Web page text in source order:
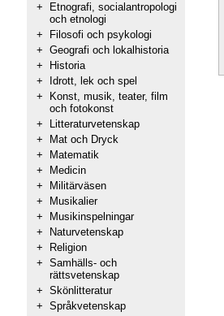
+
Etnografi, socialantropologi
och etnologi
+
Filosofi och psykologi
+ Geografi och lokalhistoria
+
Historia
+
Idrott, lek och spel
+
Konst, musik, teater, film
och fotokonst
+
Litteraturvetenskap
+
Mat och Dryck
+
Matematik
+
Medicin
+
Militärväsen
+
Musikalier
+
Musikinspelningar
+
Naturvetenskap
+
Religion
+ Samhälls- och
rättsvetenskap
+ Skönlitteratur
+ Språkvetenskap